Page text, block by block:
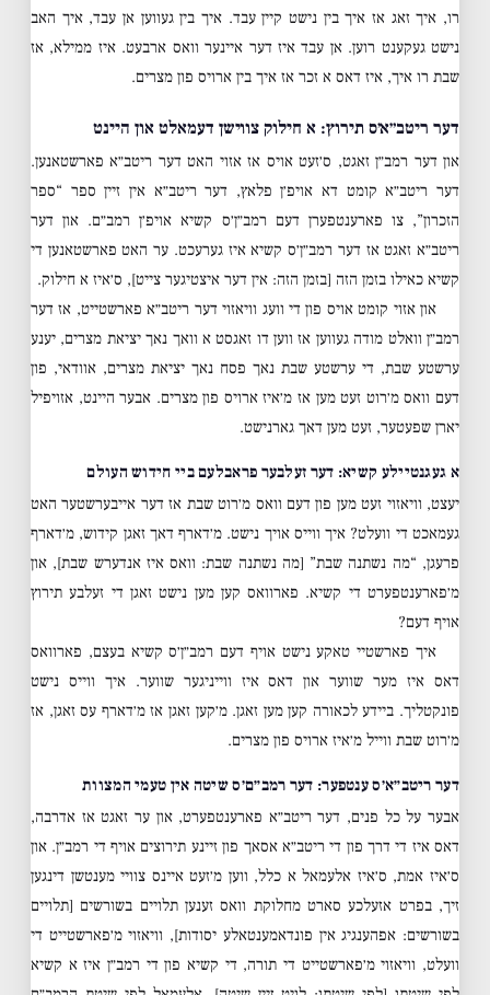
רו, איך זאג אז איך בין נישט קיין עבד. איך בין געווען אן עבד, איך האב
נישט געקענט רוען. אן עבד איז דער איינער וואס ארבעט. איז ממילא, אז
שבת רו איך, איז דאס א זכר אז איך בין ארויס פון מצרים.
דער ריטב״א׳ס תירוץ: א חילוק צווישן דעמאלט און היינט
און דער רמב״ן זאגט, ס׳זעט אויס אז אזוי האט דער ריטב״א פארשטאנען.
דער ריטב״א קומט דא אויפ׳ן פלאץ, דער ריטב״א אין זיין ספר “ספר
הזכרון”, צו פארענטפערן דעם רמב״ן׳ס קשיא אויפ׳ן רמב״ם. און דער
ריטב״א זאגט אז דער רמב״ן׳ס קשיא איז גערעכט. ער האט פארשטאנען די
קשיא כאילו בזמן הזה [בזמן הזה: אין דער איצטיגער צייט], ס׳איז א חילוק.
און אזוי קומט אויס פון די וועג וויאזוי דער ריטב״א פארשטייט, אז דער
רמב״ן וואלט מודה געווען אז ווען דו זאגסט א וואך נאך יציאת מצרים, יענע
ערשטע שבת, די ערשטע שבת נאך פסח נאך יציאת מצרים, אוודאי, פון
דעם וואס מ׳רוט זעט מען אז מ׳איז ארויס פון מצרים. אבער היינט, אזויפיל
יארן שפעטער, זעט מען דאך גארנישט.
א געגנטיילע קשיא: דער זעלבער פראבלעם ביי חידוש העולם
יעצט, וויאזוי זעט מען פון דעם וואס מ׳רוט שבת אז דער אייבערשטער האט
געמאכט די וועלט? איך ווייס אויך נישט. מ׳דארף דאך זאגן קידוש, מ׳דארף
פרעגן, “מה נשתנה שבת” [מה נשתנה שבת: וואס איז אנדערש שבת], און
מ׳פארענטפערט די קשיא. פארוואס קען מען נישט זאגן די זעלבע תירוץ
אויף דעם?
איך פארשטיי טאקע נישט אויף דעם רמב״ן׳ס קשיא בעצם, פארוואס
דאס איז מער שווער און דאס איז ווייניגער שווער. איך ווייס נישט
פונקטליך. ביידע לכאורה קען מען זאגן. מ׳קען זאגן אז מ׳דארף עס זאגן, אז
מ׳רוט שבת ווייל מ׳איז ארויס פון מצרים.
דער ריטב״א׳ס ענטפער: דער רמב״ם׳ס שיטה אין טעמי המצוות
אבער על כל פנים, דער ריטב״א פארענטפערט, און ער זאגט אז אדרבה,
דאס איז די דרך פון די ריטב״א אסאך פון זיינע תירוצים אויף די רמב״ן. און
ס׳איז אמת, ס׳איז אלעמאל א כלל, ווען מ׳זעט איינס צוויי מענטשן דינגען
זיך, בפרט אזעלכע סארט מחלוקת וואס זענען תלויים בשורשים [תלויים
בשורשים: אפהענגיג אין פונדאמענטאלע יסודות], וויאזוי מ׳פארשטייט די
וועלט, וויאזוי מ׳פארשטייט די תורה, די קשיא פון די רמב״ן איז א קשיא